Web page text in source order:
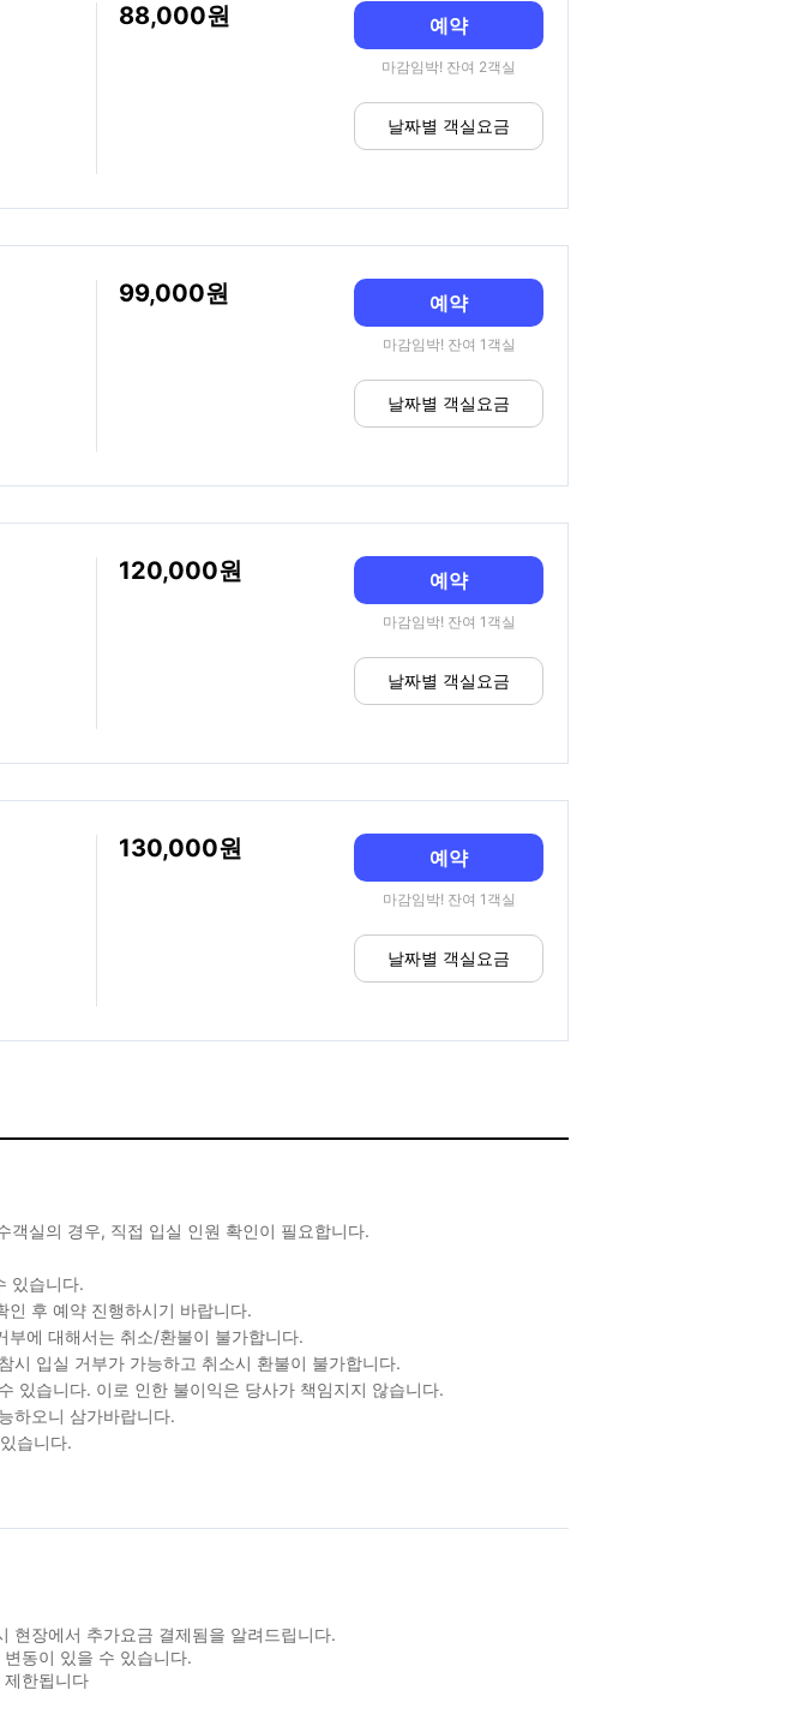
88,000 예약
마감임박! 잔여 2객실
날짜별 객실요금
99,000 예약
마감임박! 잔여 1객실
날짜별 객실요금
120,000 예약
마감임박! 잔여 1객실
날짜별 객실요금
130,000 예약
마감임박! 잔여 1객실
날짜별 객실요금
객실의 경우, 직접 입실 인원 확인이 필요합니다.
있습니다.
인 후 예약 진행하시기 바랍니다.
부에 대해서는 취소/환불이 불가합니다.
시 입실 거부가 가능하고 취소시 환불이 불가합니다.
있습니다. 이로 인한 불이익은 당사가 책임지지 않습니다.
하오니 삼가바랍니다.
습니다.
현장에서 추가요금 결제됨을 알려드립니다.
동이 있을 수 있습니다.
한됩니다